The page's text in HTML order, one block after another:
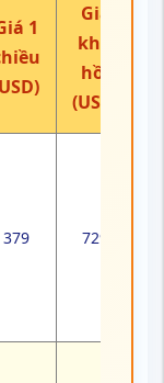
1
Giá
khứ
hồi
(USD)
379 729